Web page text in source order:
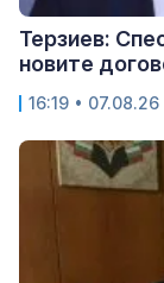
Терзиев:
новите
16:19 • 07.08.26